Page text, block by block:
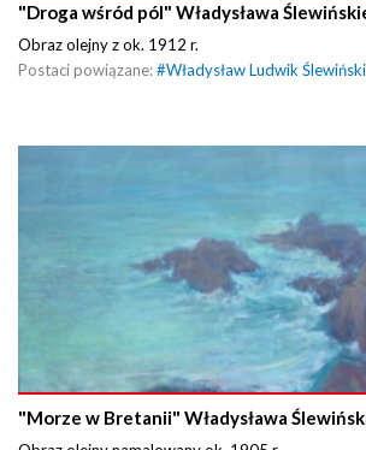
"Droga wśród pól" Władysława
Obraz olejny z ok. 1912 r.
Postaci powiązane:#Władysław Ludwik Ślewiński
"Morze w Bretanii" Władysława